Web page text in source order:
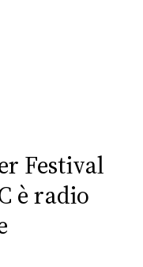
Festival
è radio